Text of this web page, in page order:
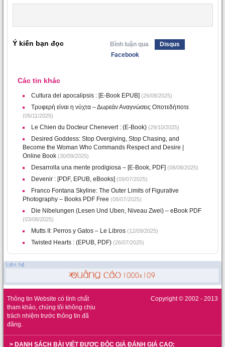
Ý kiến bạn đọc Bình luận qua
Disqus
Facebook
Các tin khác
Cultura del apocalipsis : [E-Book EPUB] (26/08/2025)
Τρυφερή είναι η νύχτα – Δωρεάν Αναγνώσεις Οποτεδήποτε
(05/11/2025)
Le Chien du Docteur Chenevert : (E-Book) (29/10/2025)
Desired Goddess: Stop Overgiving, Stop Chasing, and
Become the Woman Who Commands Respect and Desire |
Online Book (30/09/2025)
Desarrolla una mente prodigiosa – [E-Book, PDF] (08/08/2025)
Devenir : [PDF, EPUB, eBooks] (09/07/2025)
Franco Fontana Skyline: The Outer Limits of Figurative
Photography – Books PDF Free (08/07/2025)
Die Nibelungen (Lesen Und Uben, Niveau Zwei) – eBook PDF
(03/08/2025)
Mutts II: Perros y Gatos – Le Libros (12/09/2025)
Twisted Hearts : (EPUB, PDF) (26/07/2025)
Thông tin Website có tính chất
tham khảo, chúng tôi không chịu
trách nhiệm trước thông tin đã
đăng.
Copyright © 2002 - 2013
> DANH SÁCH BÀI VIẾT ĐƯỢC ĐỘC GIẢ ĐÁNH GIÁ CAO: